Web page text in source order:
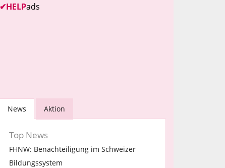
✔HELPads
News Aktion
Top News
FHNW: Benachteiligung im Schweizer
Bildungssystem